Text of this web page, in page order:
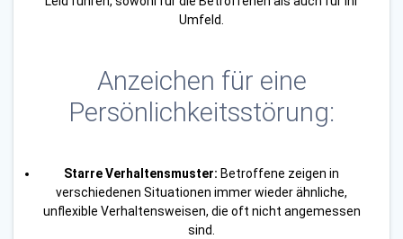
Umfeld.
Anzeichen für eine
Persönlichkeitsstörung:
Starre Verhaltensmuster: Betroffene zeigen in
verschiedenen Situationen immer wieder ähnliche,
unflexible Verhaltensweisen, die oft nicht angemessen
sind.